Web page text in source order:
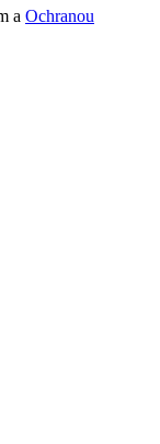
a Ochranou